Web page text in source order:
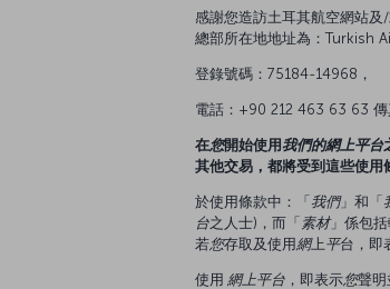
感謝您造訪土耳其航空網站
總部所在地地址為：Turkish
登錄號碼：75184-14968，
電話：+90 212 463 63 63
在您開始使用我們的網上平台
其他交易，都將受到這些使用
於使用條款中：「我們」和「
台之人士)，而「 素材」係包括
若您存取及使用網上平台，即
使用 網上平台 ，即表示您聲明